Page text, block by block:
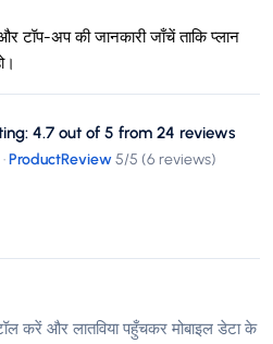
टॉप-अप की जानकारी जाँचें ताकि प्लान
4.7 out of 5 from 24 reviews
·ProductReview5/5 (6 reviews)
करें और लातविया पहुँचकर मोबाइल डेटा के